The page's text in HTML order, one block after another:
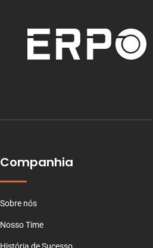
Companhia
Sobre nós
Nosso Time